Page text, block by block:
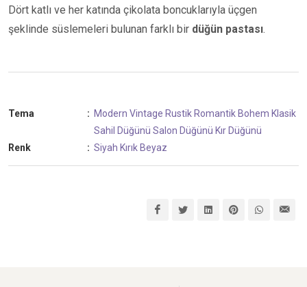
Dört katlı ve her katında çikolata boncuklarıyla üçgen
şeklinde süslemeleri bulunan farklı bir düğün pastası.
Tema : Modern Vintage Rustik Romantik Bohem Klasik
Sahil Düğünü Salon Düğünü Kır Düğünü
Renk
: Siyah Kırık Beyaz